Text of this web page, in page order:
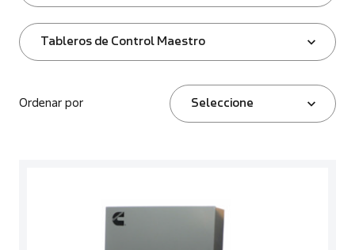
Tableros de Control Maestro
Ordenar por Seleccione